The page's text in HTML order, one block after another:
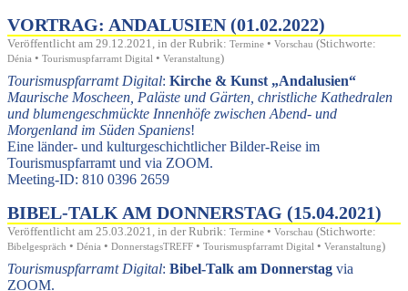
VORTRAG: ANDALUSIEN (01.02.2022)
Veröffentlicht am 29.12.2021, in der Rubrik: Termine • Vorschau (Stichworte:
Dénia • Tourismuspfarramt Digital • Veranstaltung)
Tourismuspfarramt Digital: Kirche & Kunst
Andalusien
Maurische Moscheen, Paläste und Gärten, christliche Kathedralen
und blumengeschmückte Innenhöfe zwischen Abend- und
Morgenland im Süden Spaniens!
Eine länder- und kulturgeschichtlicher Bilder-Reise im
Tourismuspfarramt und via ZOOM.
Meeting-ID: 810 0396 2659
BIBEL-TALK AM DONNERSTAG (15.04.2021)
Veröffentlicht am 25.03.2021, in der Rubrik: Termine • Vorschau (Stichworte:
Bibelgespräch • Dénia • DonnerstagsTREFF • Tourismuspfarramt Digital • Veranstaltung)
Tourismuspfarramt Digital: Bibel-Talk am Donnerstag via
ZOOM.